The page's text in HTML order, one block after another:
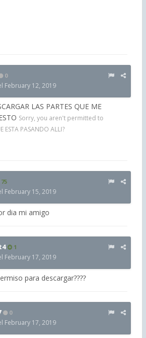
0
February 12, 2019
LAS PARTES QUE ME
Sorry, you aren't permitted to
PASANDO ALLI?
75
February 15, 2019
dia mi amigo
1
February 17, 2019
para descargar????
0
February 17, 2019